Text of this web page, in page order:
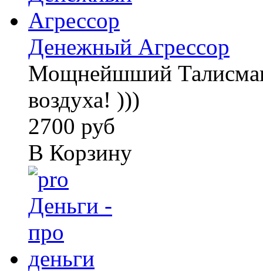
Денежный Агрессор
Мощнейшший
воздуха! )))
2700 руб
В Корзину